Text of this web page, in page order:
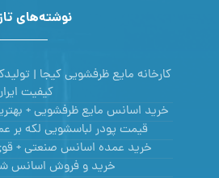
نوشته‌های
کارخانه مایع ظرفشویی کیجا |
کیفیت
خرید اسانس مایع ظرفشویی +
قیمت پودر لباسشویی لکه بر
خرید عمده اسانس صنعتی +
خرید و فروش اسانس